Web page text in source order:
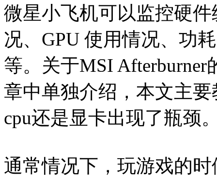
微星小飞机可以监控硬
况、GPU 使用情况、功
等。关于MSI
章中单独介绍，本文主
cpu还是显卡出现了瓶颈
通常情况下，玩游戏的